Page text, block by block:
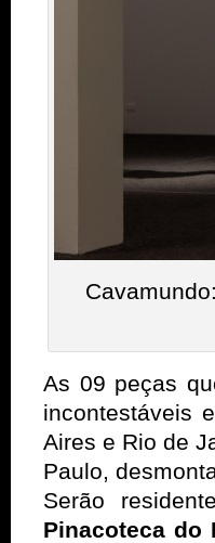
As 09 peças
incontestáveis
Aires e Rio de
Paulo,
Serão
Pinacoteca do